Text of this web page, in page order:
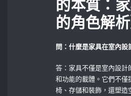
的本質：
的角色解析
問：什麼是家具在室內設
答：家具不僅是室內設
和功能的載體。它們不
椅、存儲和裝飾，還塑造